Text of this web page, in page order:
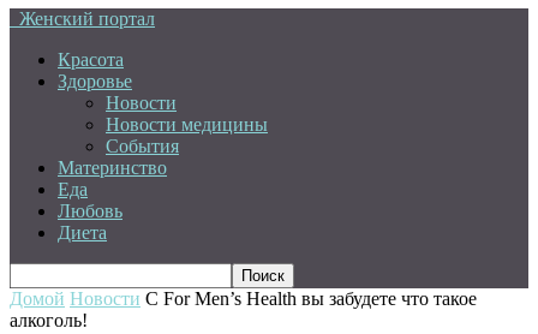
Женский портал
Красота
Здоровье
Новости
Новости медицины
События
Материнство
Еда
Любовь
Диета
Домой Новости С For Men’s Health вы забудете что такое
алкоголь!